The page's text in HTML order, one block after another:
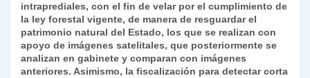
intraprediales, con el fin de velar por el cumplimiento de
la ley forestal vigente, de manera de resguardar el
patrimonio natural del Estado, los que se realizan con
apoyo de imágenes satelitales, que posteriormente se
analizan en gabinete y comparan con imágenes
anteriores. Asimismo, la fiscalización para detectar corta